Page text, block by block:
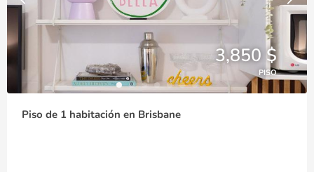
3,850 $
PISO
Piso de 1 habitación en Brisbane